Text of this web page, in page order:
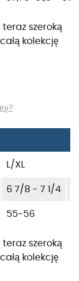
szeroką
kolekcję
L/XL
6 7/8 - 7 1/4
55-56
szeroką
kolekcję